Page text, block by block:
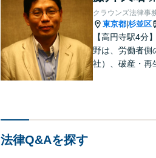
クラウンズ法律事
東京都 杉並区
【高円寺駅4分
野は、労働者側
社）、破産・再
法律Q&Aを探す